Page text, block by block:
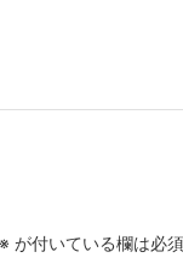
※ が付いている欄は必